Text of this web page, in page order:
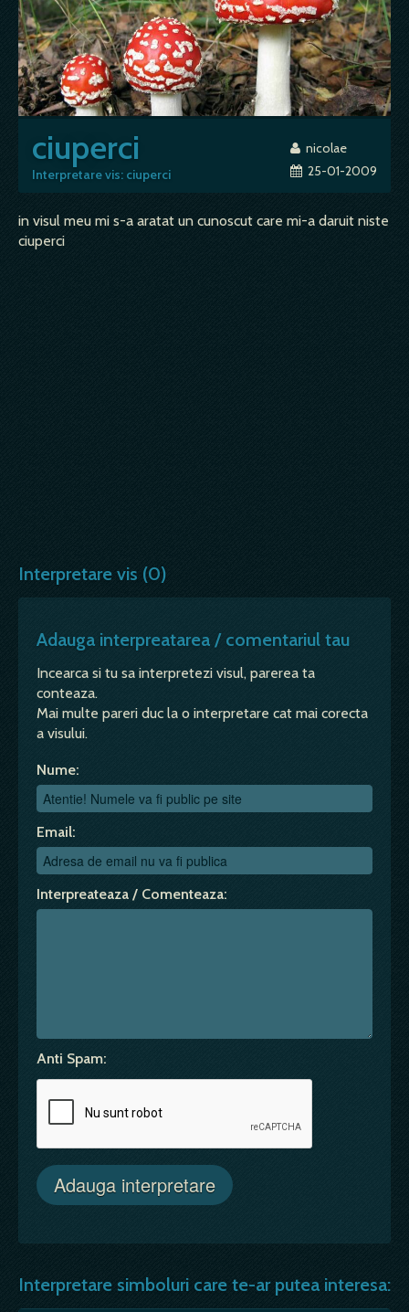
ciuperci
Interpretare vis: ciuperci
nicolae
25-01-2009
in visul meu mi s-a aratat un cunoscut care mi-a daruit niste
ciuperci
Interpretare vis (0)
Adauga interpreatarea / comentariul tau
Incearca si tu sa interpretezi visul, parerea ta
conteaza.
Mai multe pareri duc la o interpretare cat mai corecta
a visului.
Nume:
Email:
Interpreateaza / Comenteaza:
Anti Spam:
Interpretare simboluri care te-ar putea interesa: